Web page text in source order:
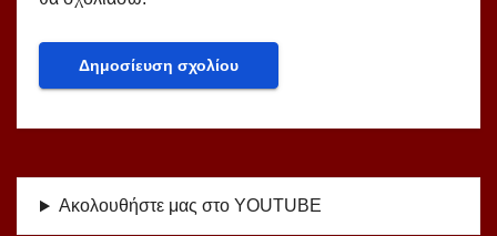
Ακολουθήστε μας στο YOUTUBE